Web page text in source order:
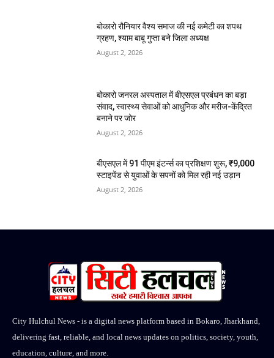
बोकारो रौनियार वैश्य समाज की नई कमेटी का शपथ
ग्रहण, श्याम बाबू गुप्ता बने जिला अध्यक्ष
August 2, 2026
बोकारो जनरल अस्पताल में बीएसएल प्रबंधन का बड़ा
संवाद, स्वास्थ्य सेवाओं को आधुनिक और मरीज-केंद्रित
बनाने पर जोर
August 2, 2026
बीएसएल में 91 पीएम इंटर्न्स का प्रशिक्षण शुरू, ₹9,000
स्टाइपेंड से युवाओं के सपनों को मिल रही नई उड़ान
August 2, 2026
City Hulchul News - is a digital news platform based in Bokaro, Jharkhand,
delivering fast, reliable, and local news updates on politics, society, youth,
education, culture, and more.